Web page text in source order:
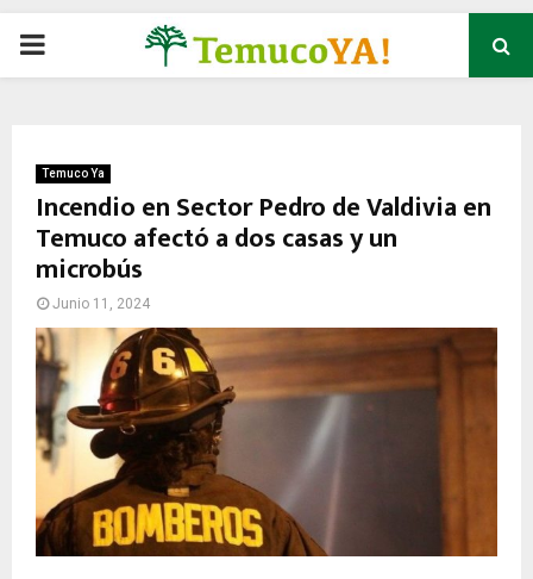
P
M
A
R
Y
E
Temuco Ya
Incendio en Sector Pedro de Valdivia en
Temuco afectó a dos casas y un
microbús
Junio 11, 2024